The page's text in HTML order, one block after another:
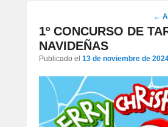
por
←
1º CONCURSO DE
NAVIDEÑAS
Publicado el 13 de noviembre de